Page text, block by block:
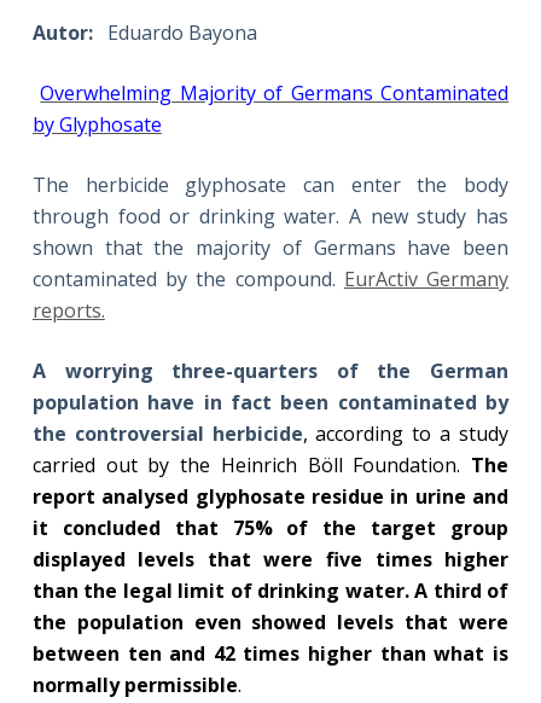
Autor:Eduardo Bayona
Overwhelming Majority of Germans Contaminated
by Glyphosate
The herbicide glyphosate can enter the body
through food or drinking water. A new study has
shown that the majority of Germans have been
contaminated by the compound. EurActiv Germany
reports.
A worrying three-quarters of the German
population have in fact been contaminated by
the controversial herbicide, according to a study
carried out by the Heinrich Böll Foundation. The
report analysed glyphosate residue in urine and
it concluded that 75% of the target group
displayed levels that were five times higher
than the legal limit of drinking water. A third of
the population even showed levels that were
between ten and 42 times higher than what is
normally permissible.